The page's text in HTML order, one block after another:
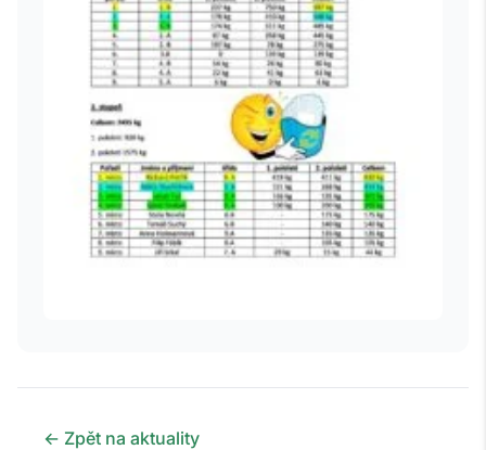
← Zpět na aktuality